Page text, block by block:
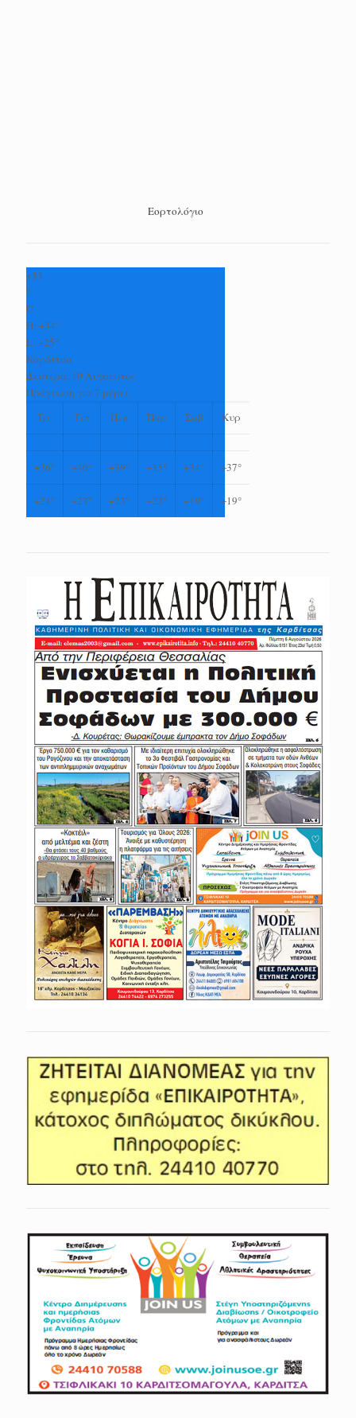
Εορτολόγιο
+33
°
C
H: +34°
L: +25°
Καρδίτσα
Δευτέρα, 10 Αύγουστος
Πρόγνωση για 7 μέρες
Τρι
Τετ Πεμ Παρ Σαβ Κυρ
+36° +40° +39° +35° +34° +37°
+24° +23° +23° +23° +19° +19°